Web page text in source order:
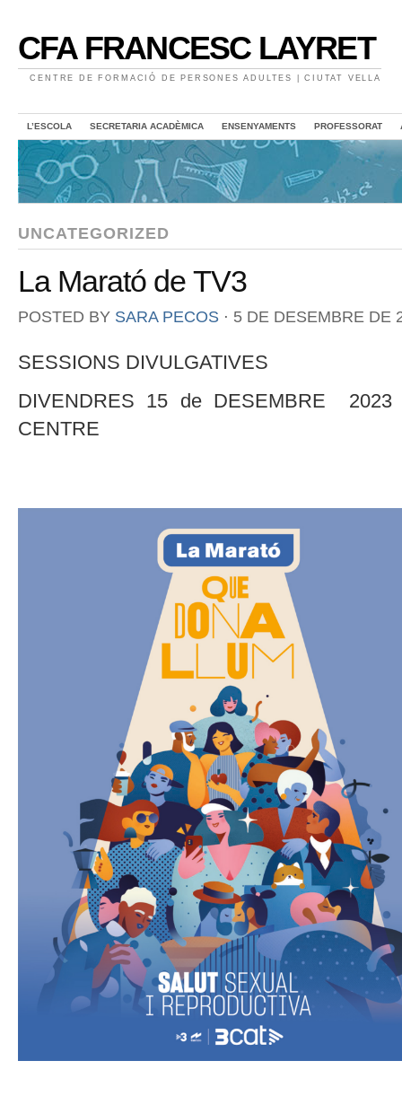
CFA FRANCESC LAYRET
CENTRE DE FORMACIÓ DE PERSONES ADULTES | CIUTAT VELLA
L’ESCOLA SECRETARIA ACADÈMICA ENSENYAMENTS PROFESSORAT
UNCATEGORIZED
La Marató de TV3
POSTED BY SARA PECOS ⋅ 5 DE DESEMBRE DE
SESSIONS DIVULGATIVES
DIVENDRES 15 de DESEMBRE
CENTRE